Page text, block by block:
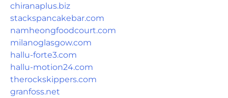
chiranaplus.biz
stackspancakebar.com
namheongfoodcourt.com
milanoglasgow.com
hallu-forte3.com
hallu-motion24.com
therockskippers.com
granfoss.net